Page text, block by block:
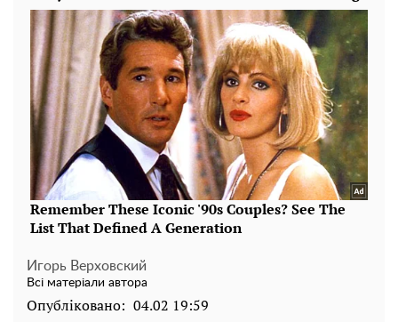
Игорь Верховский
Всі матеріали автора
Опубліковано: 04.02 19:59